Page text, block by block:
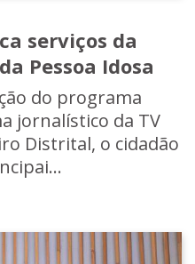
serviços da
Pessoa Idosa
do programa
jornalístico da TV
Distrital, o cidadão